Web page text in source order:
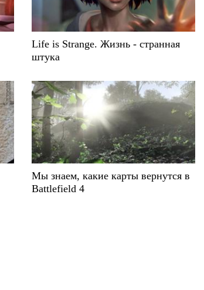
Life is Strange. Жизнь - странная
штука
Мы знаем, какие карты вернутся в
Battlefield 4